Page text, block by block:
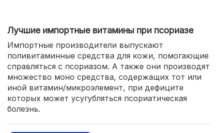
Лучшие импортные витамины при псориазе
Импортные производители выпускают
поливитаминные средства для кожи, помогающие
справляться с псориазом. А также они производят
множество моно средства, содержащих тот или
иной витамин/микроэлемент, при дефиците
которых может усугубляться псориатическая
болезнь.